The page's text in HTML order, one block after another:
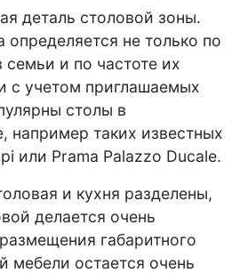
деталь столовой зоны.
не только по
семьи и по частоте их
с учетом приглашаемых
столы в
например таких известных
или Prama Palazzo Ducale.
и кухня разделены,
делается очень
габаритного
мебели остается очень